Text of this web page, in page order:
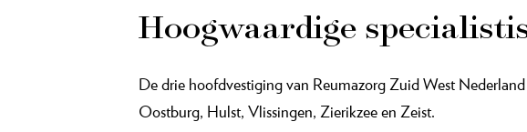
Hoogwaardige
De drie hoofdvestiging van Reumazorg Zuid West
Oostburg, Hulst, Vlissingen, Zierikzee en Zeist.